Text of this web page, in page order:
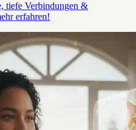
tiefe Verbindungen &
erfahren!